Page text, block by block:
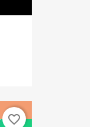
favorite_border